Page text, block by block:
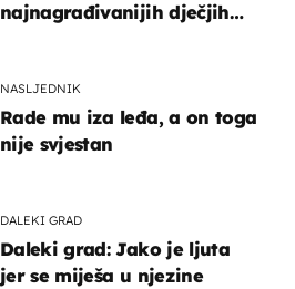
najnagrađivanijih dječjih
NASLJEDNIK
Rade mu iza leđa, a on toga
nije svjestan
DALEKI GRAD
Daleki grad: Jako je ljuta
jer se miješa u njezine